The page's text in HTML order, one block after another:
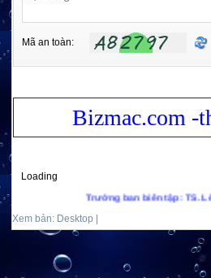
Mã an toàn:
Bizmac.com -
Loading
Trưởng ban biên tập: TS. Lê Xuân
Xem bản: Desktop |